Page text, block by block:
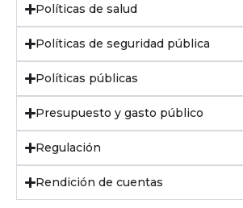
Políticas de salud
Políticas de seguridad pública
Políticas públicas
Presupuesto y gasto público
Regulación
Rendición de cuentas